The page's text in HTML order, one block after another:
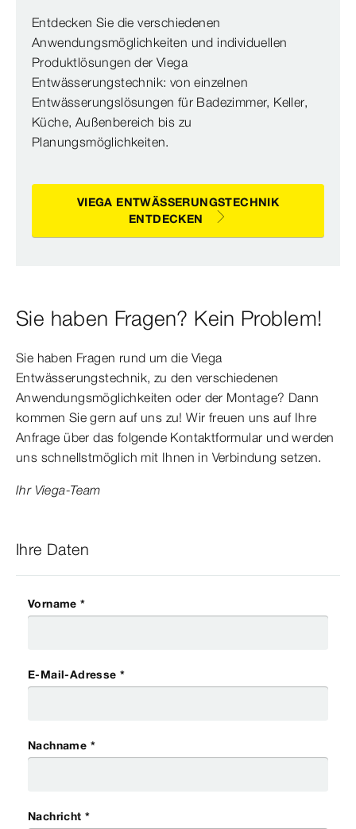
Entdecken Sie die verschiedenen
Anwendungsmöglichkeiten und individuellen
Produktlösungen der Viega
Entwässerungstechnik: von einzelnen
Entwässerungslösungen für Badezimmer, Keller,
Küche, Außenbereich bis zu
Planungsmöglichkeiten.
VIEGA ENTWÄSSERUNGSTECHNIK
ENTDECKEN
Sie haben Fragen? Kein Problem!
Sie haben Fragen rund um die Viega
Entwässerungstechnik, zu den verschiedenen
Anwendungsmöglichkeiten oder der Montage? Dann
kommen Sie gern auf uns zu! Wir freuen uns auf Ihre
Anfrage über das folgende Kontaktformular und werden
uns schnellstmöglich mit Ihnen in Verbindung setzen.
Ihr Viega-Team
Ihre Daten
Vorname *
E-Mail-Adresse *
Nachname *
Nachricht *